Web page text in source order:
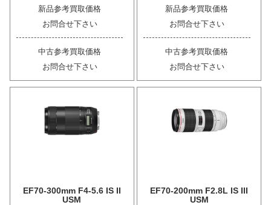
新品参考買取価格
お問合せ下さい
中古参考買取価格
お問合せ下さい
新品参考買取価格
お問合せ下さい
中古参考買取価格
お問合せ下さい
EF70-300mm F4-5.6 IS II
USM
EF70-200mm F2.8L IS III
USM